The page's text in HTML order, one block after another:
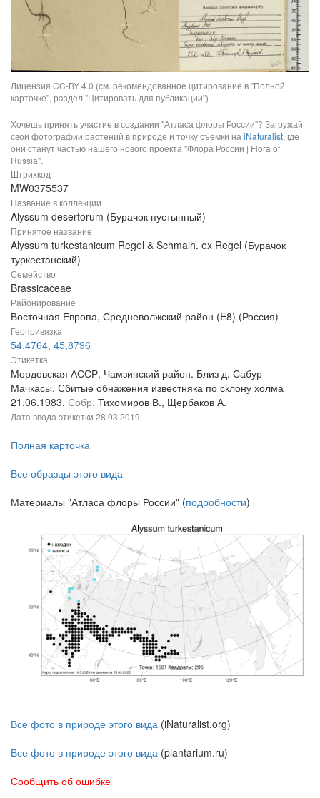
Лицензия CC-BY 4.0 (см. рекомендованное цитирование в "Полной
карточке", раздел "Цитировать для публикации")
Хочешь принять участие в создании "Атласа флоры России"? Загружай
свои фотографии растений в природе и точку съемки на iNaturalist, где
они станут частью нашего нового проекта "Флора России | Flora of
Russia".
Штрихкод
MW0375537
Название в коллекции
Alyssum desertorum (Бурачок пустынный)
Принятое название
Alyssum turkestanicum Regel & Schmalh. ex Regel (Бурачок
туркестанский)
Семейство
Brassicaceae
Районирование
Восточная Европа, Средневолжский район (E8) (Россия)
Геопривязка
54,4764, 45,8796
Этикетка
Мордовская АССР, Чамзинский район. Близ д. Сабур-
Мачкасы. Сбитые обнажения известняка по склону холма
21.06.1983. Собр. Тихомиров В., Щербаков А.
Дата ввода этикетки 28.03.2019
Полная карточка
Все образцы этого вида
Материалы "Атласа флоры России" (подробности)
Все фото в природе этого вида (iNaturalist.org)
Все фото в природе этого вида (plantarium.ru)
Сообщить об ошибке